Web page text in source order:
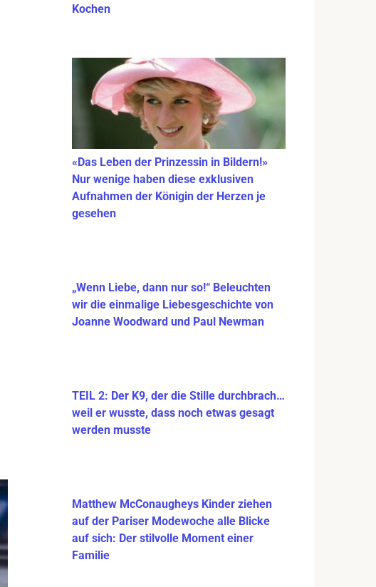
Kochen
«Das Leben der Prinzessin in Bildern!»
Nur wenige haben diese exklusiven
Aufnahmen der Königin der Herzen je
gesehen
„Wenn Liebe, dann nur so!“ Beleuchten
wir die einmalige Liebesgeschichte von
Joanne Woodward und Paul Newman
TEIL 2: Der K9, der die Stille durchbrach…
weil er wusste, dass noch etwas gesagt
werden musste
Matthew McConaugheys Kinder ziehen
auf der Pariser Modewoche alle Blicke
auf sich: Der stilvolle Moment einer
Familie